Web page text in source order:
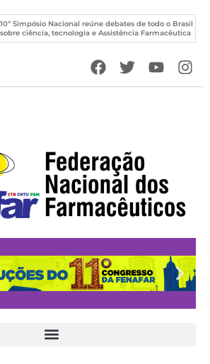
O Novo DNA do Sistema Único de Saúde